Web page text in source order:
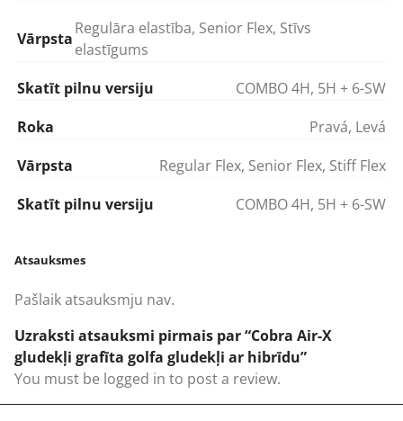
Vārpsta
Regulāra elastība, Senior Flex, Stīvs
elastīgums
Skatīt pilnu versiju
COMBO 4H, 5H + 6-SW
Roka
Pravá, Levá
Vārpsta
Regular Flex, Senior Flex, Stiff Flex
Skatīt pilnu versiju
COMBO 4H, 5H + 6-SW
Atsauksmes
Pašlaik atsauksmju nav.
Uzraksti atsauksmi pirmais par “Cobra Air-X
gludekļi grafīta golfa gludekļi ar hibrīdu”
You must be logged in to post a review.